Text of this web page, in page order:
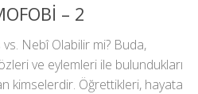
– 2
Nebî Olabilir mi? Buda,
ve eylemleri ile bulundukları
kimselerdir. Öğrettikleri, hayata